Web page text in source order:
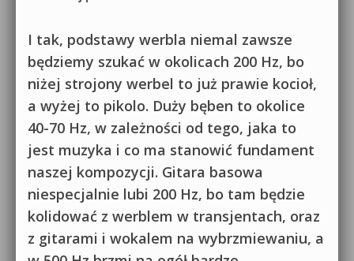
I tak, podstawy werbla niemal zawsze
będziemy szukać w okolicach 200 Hz, bo
niżej strojony werbel to już prawie kocioł,
a wyżej to pikolo. Duży bęben to okolice
40-70 Hz, w zależności od tego, jaka to
jest muzyka i co ma stanowić fundament
naszej kompozycji. Gitara basowa
niespecjalnie lubi 200 Hz, bo tam będzie
kolidować z werblem w transjentach, oraz
z gitarami i wokalem na wybrzmiewaniu, a